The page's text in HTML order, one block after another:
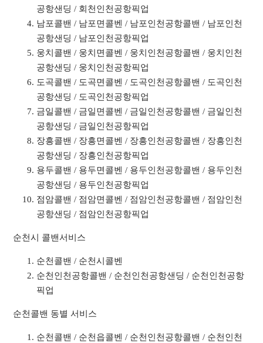
공항샌딩 / 회천인천공항픽업
남포콜밴 / 남포면콜벤 / 남포인천공항콜밴 / 남포인천
공항샌딩 / 남포인천공항픽업
웅치콜밴 / 웅치면콜벤 / 웅치인천공항콜밴 / 웅치인천
공항샌딩 / 웅치인천공항픽업
도곡콜밴 / 도곡면콜벤 / 도곡인천공항콜밴 / 도곡인천
공항샌딩 / 도곡인천공항픽업
금일콜밴 / 금일면콜벤 / 금일인천공항콜밴 / 금일인천
공항샌딩 / 금일인천공항픽업
장흥콜밴 / 장흥면콜벤 / 장흥인천공항콜밴 / 장흥인천
공항샌딩 / 장흥인천공항픽업
용두콜밴 / 용두면콜벤 / 용두인천공항콜밴 / 용두인천
공항샌딩 / 용두인천공항픽업
점암콜밴 / 점암면콜벤 / 점암인천공항콜밴 / 점암인천
공항샌딩 / 점암인천공항픽업
순천시 콜밴서비스
순천콜밴 / 순천시콜벤
순천인천공항콜밴 / 순천인천공항샌딩 / 순천인천공항
픽업
순천콜밴 동별 서비스
순천콜밴 / 순천읍콜벤 / 순천인천공항콜밴 / 순천인천